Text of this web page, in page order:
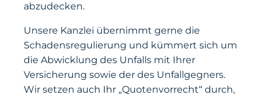
abzudecken.
Unsere Kanzlei übernimmt gerne die
Schadensregulierung und kümmert sich um
die Abwicklung des Unfalls mit Ihrer
Versicherung sowie der des Unfallgegners.
Wir setzen auch Ihr „Quotenvorrecht“ durch,